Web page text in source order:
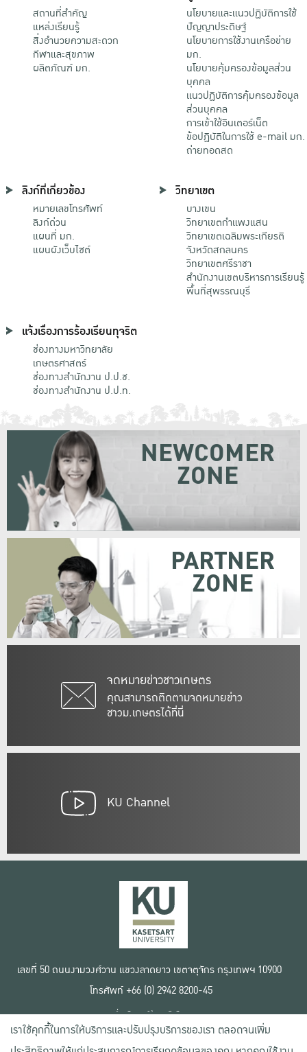
สถานที่สำคัญ
แหล่งเรียนรู้
สิ่งอำนวยความสะดวก
กีฬาและสุขภาพ
ผลิตภัณฑ์ มก.
นโยบายและแนวปฏิบัติการใช้
ปัญญาประดิษฐ์
นโยบายการใช้งานเครือข่าย
มก.
นโยบายคุ้มครองข้อมูลส่วน
บุคคล
แนวปฏิบัติการคุ้มครองข้อมูล
ส่วนบุคคล
การเข้าใช้อินเตอร์เน็ต
ข้อปฏิบัติในการใช้ e-mail มก.
ถ่ายทอดสด
ลิงก์ที่เกี่ยวข้อง
หมายเลขโทรศัพท์
ลิงก์ด่วน
แผนที่ มก.
แผนผังเว็บไซต์
วิทยาเขต
บางเขน
วิทยาเขตกําแพงแสน
วิทยาเขตเฉลิมพระเกียรติ
จังหวัดสกลนคร
วิทยาเขตศรีราชา
สำนักงานเขตบริหารการเรียนรู้
พื้นที่สุพรรณบุรี
แจ้งเรื่องการร้องเรียนทุจริต
ช่องทางมหาวิทยาลัย
เกษตรศาสตร์
ช่องทางสำนักงาน ป.ป.ช.
ช่องทางสำนักงาน ป.ป.ท.
จดหมายข่าวชาวเกษตร
คุณสามารถติดตามจดหมายข่าว
ชาวม.เกษตรได้ที่นี่
NEWCOMER
ZONE
PARTNER
ZONE
KU Channel
เลขที่ 50 ถนนงามวงศ์วาน แขวงลาดยาว เขตจตุจักร กรุงเทพฯ 10900
โทรศัพท์ +66 (0) 2942 8200-45
เงื่อนไขการใช้งานเว็บไซต์
ข้อตกลงด้านสิทธิ์ใช้งาน
นโยบายความเป็นส่วนตัว
เราใช้คุกกี้ในการให้บริการและปรับปรุงบริการของเรา ตลอดจนเพิ่ม